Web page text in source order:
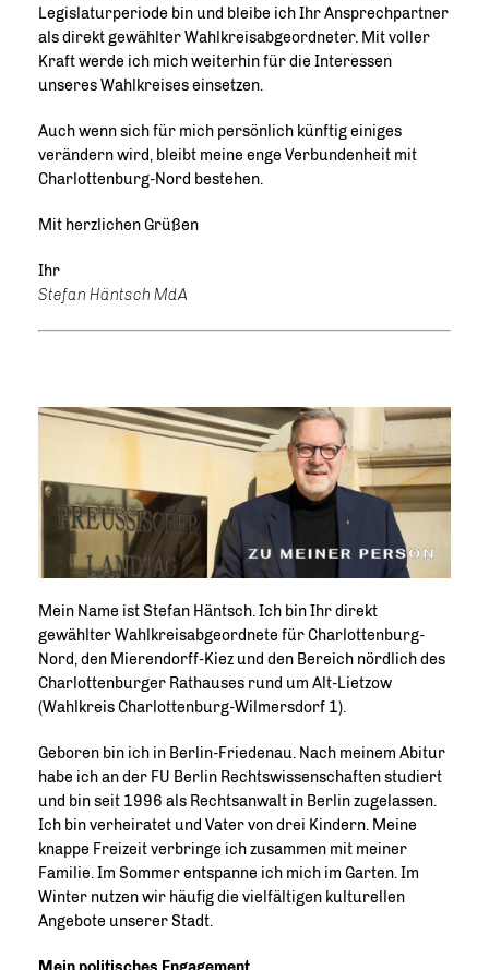
Legislaturperiode bin und bleibe ich Ihr Ansprechpartner
als direkt gewählter Wahlkreisabgeordneter. Mit voller
Kraft werde ich mich weiterhin für die Interessen
unseres Wahlkreises einsetzen.
Auch wenn sich für mich persönlich künftig einiges
verändern wird, bleibt meine enge Verbundenheit mit
Charlottenburg-Nord bestehen.
Mit herzlichen Grüßen
Ihr
Stefan Häntsch MdA
Mein Name ist Stefan Häntsch. Ich bin Ihr direkt
gewählter Wahlkreisabgeordnete für Charlottenburg-
Nord, den Mierendorff-Kiez und den Bereich nördlich des
Charlottenburger Rathauses rund um Alt-Lietzow
(Wahlkreis Charlottenburg-Wilmersdorf 1).
Geboren bin ich in Berlin-Friedenau. Nach meinem Abitur
habe ich an der FU Berlin Rechtswissenschaften studiert
und bin seit 1996 als Rechtsanwalt in Berlin zugelassen.
Ich bin verheiratet und Vater von drei Kindern. Meine
knappe Freizeit verbringe ich zusammen mit meiner
Familie. Im Sommer entspanne ich mich im Garten. Im
Winter nutzen wir häufig die vielfältigen kulturellen
Angebote unserer Stadt.